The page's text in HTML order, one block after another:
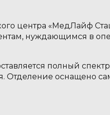
центра «МедЛайф
нуждающимся в
полный
Отделение оснащено